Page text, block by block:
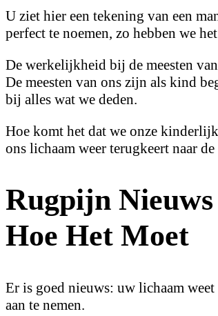
U ziet hier een tekening van een
perfect te noemen, zo hebben we
De werkelijkheid bij de meesten
De meesten van ons zijn als kind
bij alles wat we deden.
Hoe komt het dat we onze
ons lichaam weer terugkeert naar
Rugpijn
Hoe Het Moet
Er is goed nieuws: uw lichaam
aan te nemen.